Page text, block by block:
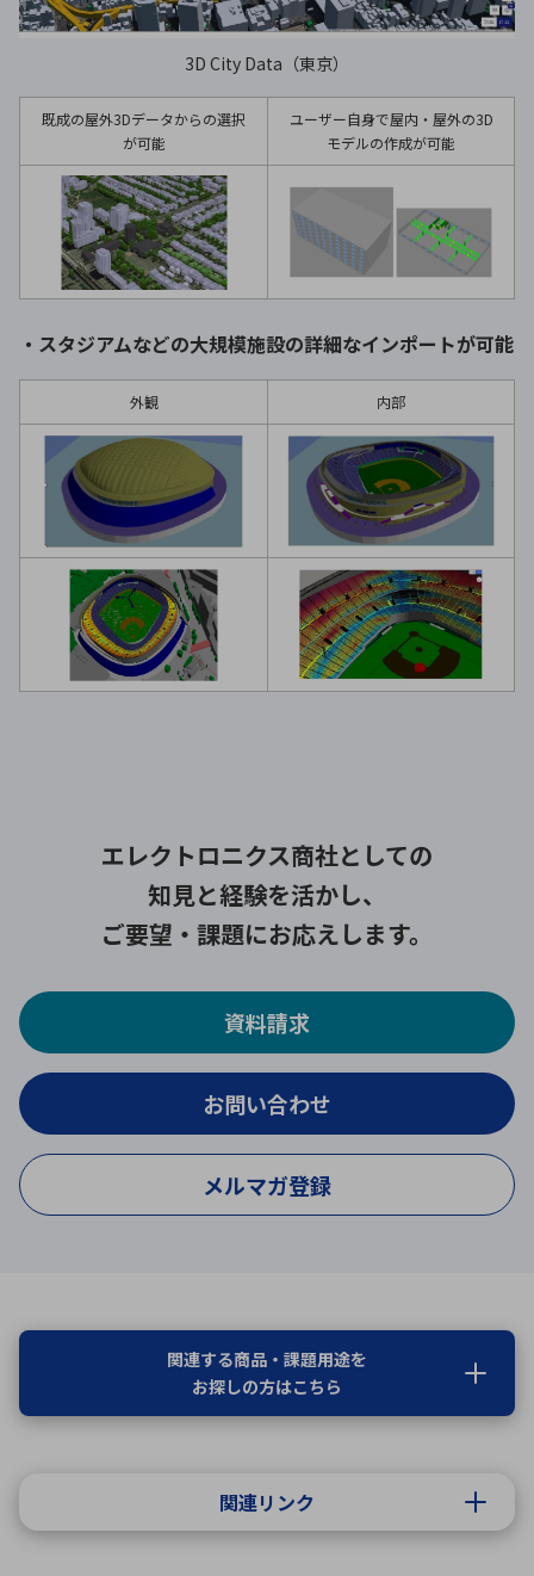
3D City Data（東京）
既成の屋外3Dデータからの選択
が可能
ユーザー自身で屋内・屋外の3D
モデルの作成が可能
・スタジアムなどの大規模施設の詳細なインポートが可能
外観 内部
エレクトロニクス商社としての
知見と経験を活かし、
ご要望・課題にお応えします。
資料請求
お問い合わせ
メルマガ登録
関連する商品・課題用途を
お探しの方はこちら
関連リンク